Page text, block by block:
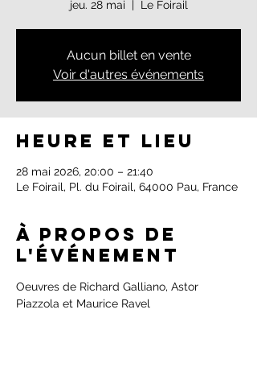
jeu. 28 mai
  |
Le Foirail
Aucun billet en vente
Voir d'autres événements
Heure et lieu
28 mai 2026, 20:00 – 21:40
Le Foirail, Pl. du Foirail, 64000 Pau, France
À propos de
l'événement
Oeuvres de Richard Galliano, Astor
Piazzola et Maurice Ravel